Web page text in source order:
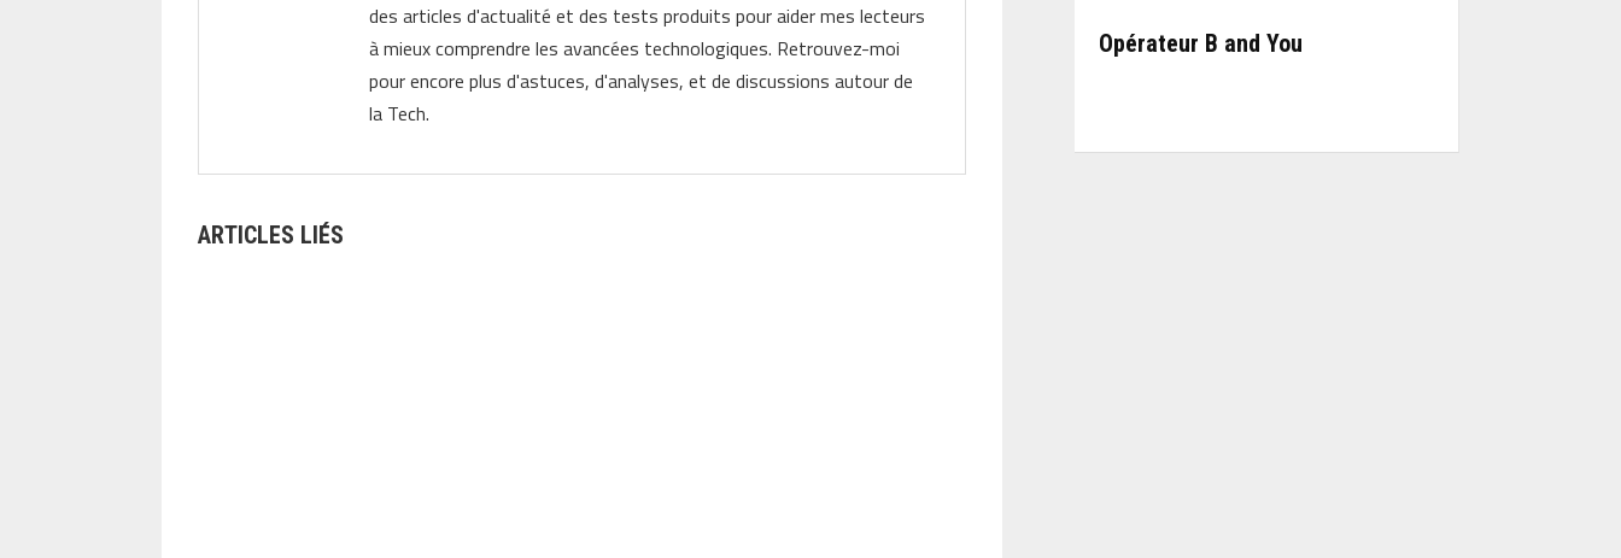
des articles d'actualité et des tests produits pour aider mes lecteurs
à mieux comprendre les avancées technologiques. Retrouvez-moi
pour encore plus d'astuces, d'analyses, et de discussions autour de
la Tech.
ARTICLES LIÉS
Opérateur B and You